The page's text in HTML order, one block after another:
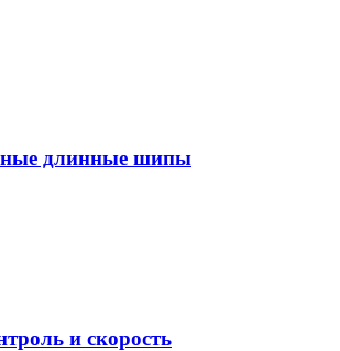
длинные шипы
и скорость